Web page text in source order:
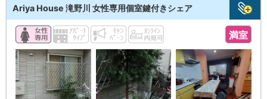
Ariya House 滝野川 女性専用個室鍵付きシェア
満室